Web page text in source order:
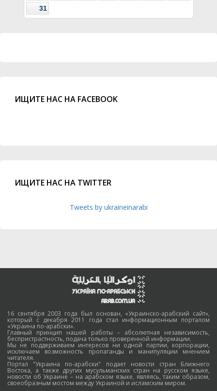
31
ИЩИТЕ НАС НА FACEBOOK
ИЩИТЕ НАС НА TWITTER
Tweets by ukraineinarabi
16 сентября 2003 года был основан, «Украинско-арабский сайт»,
который с декабря 2011 года стал информационным порталом
«Украина по-арабски».
Главный принцип нашей работы – абсолютная независимость,
беспристрастность, подача только проверенной информации.
Мы не поддерживаем интересов ни одной партии, корпорации,
исключаем возможность пропаганды и манипуляции мнением
читателя.
Портал "Украина по-арабски" подает новости стран Ближнего
Востока, а также других мусульманских стран на русском языке,
новости об Украине – на арабском языке, являясь, таким образом,
своеобразным мостом между Украиной и исламским миром.